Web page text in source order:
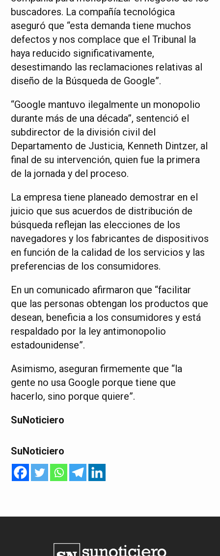
buscadores. La compañía tecnológica
aseguró que “esta demanda tiene muchos
defectos y nos complace que el Tribunal la
haya reducido significativamente,
desestimando las reclamaciones relativas al
diseño de la Búsqueda de Google”.
“Google mantuvo ilegalmente un monopolio
durante más de una década”, sentenció el
subdirector de la división civil del
Departamento de Justicia, Kenneth Dintzer, al
final de su intervención, quien fue la primera
de la jornada y del proceso.
La empresa tiene planeado demostrar en el
juicio que sus acuerdos de distribución de
búsqueda reflejan las elecciones de los
navegadores y los fabricantes de dispositivos
en función de la calidad de los servicios y las
preferencias de los consumidores.
En un comunicado afirmaron que “facilitar
que las personas obtengan los productos que
desean, beneficia a los consumidores y está
respaldado por la ley antimonopolio
estadounidense”.
Asimismo, aseguran firmemente que “la
gente no usa Google porque tiene que
hacerlo, sino porque quiere”.
SuNoticiero
SuNoticiero